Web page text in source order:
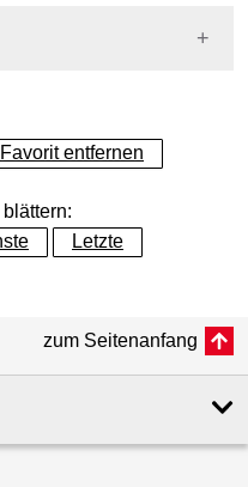
Hellersdorfer Graben
Land Berlin
entfernen
Letzte
zum Seitenanfang